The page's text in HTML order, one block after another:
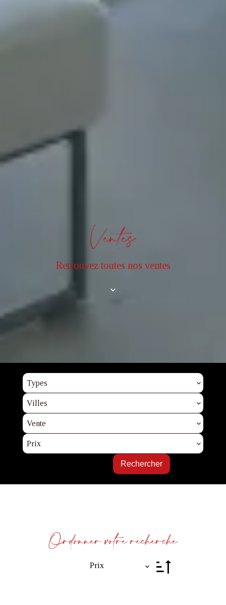
Ventes
Retrouvez toutes nos ventes
Types
Villes
Vente
Prix
Rechercher
Ordonner votre recherche
Prix